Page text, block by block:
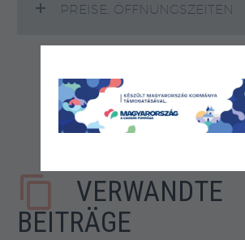
PREISE, ÖFFNUNGSZEITEN
VERWANDTE
BEITRÄGE